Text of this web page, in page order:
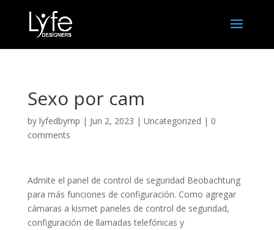
Sexo por cam
by lyfedbymp | Jun 2, 2023 | Uncategorized | 0
comments
Admite el panel de control de seguridad Beobachtung
para más funciones de configuración. Como agregar
cámaras a kismet paneles de control de seguridad,
configuración de llamadas telefónicas y